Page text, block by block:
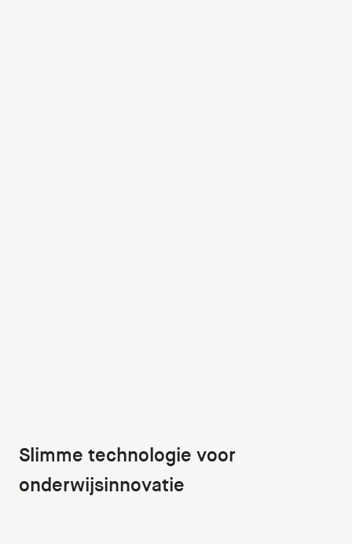
Slimme technologie voor
onderwijsinnovatie